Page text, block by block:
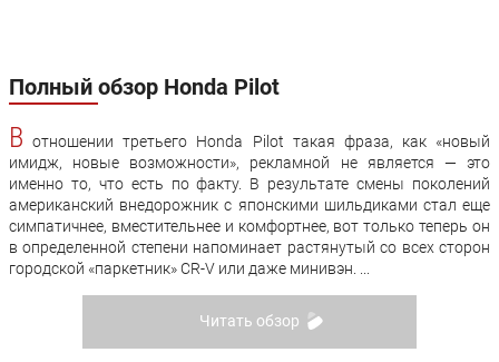
Полный обзор Honda Pilot
В отношении третьего Honda Pilot такая фраза, как «новый
имидж, новые возможности», рекламной не является — это
именно то, что есть по факту. В результате смены поколений
американский внедорожник с японскими шильдиками стал еще
симпатичнее, вместительнее и комфортнее, вот только теперь он
в определенной степени напоминает растянутый со всех сторон
городской «паркетник» CR-V или даже минивэн. ...
Читать обзор